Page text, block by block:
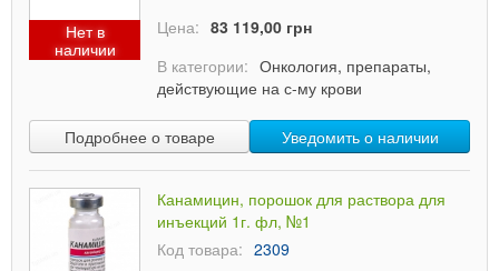
Нет в
наличии
Цена: 83 119,00 грн
В категории: Онкология, препараты,
действующие на с-му крови
Подробнее о товаре Уведомить о наличии
Канамицин, порошок для раствора для
инъекций 1г. фл, №1
Код товара: 2309